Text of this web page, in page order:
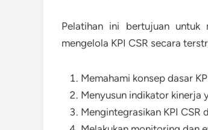
Pelatihan ini bertujuan untuk
mengelola KPI CSR secara
Memahami konsep dasar
Menyusun indikator kinerja
Mengintegrasikan KPI CSR